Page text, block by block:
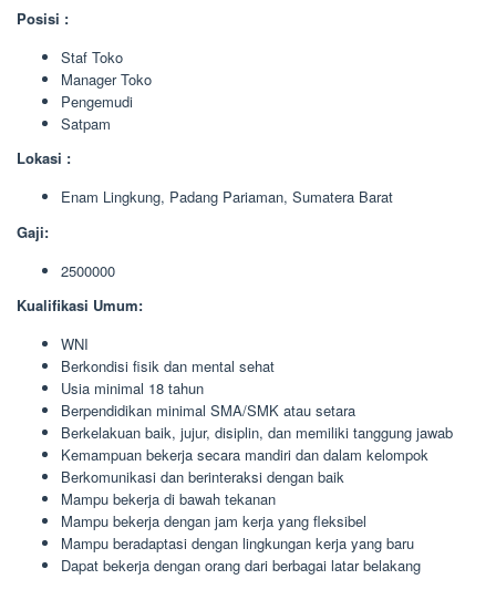
Posisi :
Staf Toko
Manager Toko
Pengemudi
Satpam
Lokasi :
Enam Lingkung, Padang Pariaman, Sumatera Barat
Gaji:
2500000
Kualifikasi Umum:
WNI
Berkondisi fisik dan mental sehat
Usia minimal 18 tahun
Berpendidikan minimal SMA/SMK atau setara
Berkelakuan baik, jujur, disiplin, dan memiliki tanggung jawab
Kemampuan bekerja secara mandiri dan dalam kelompok
Berkomunikasi dan berinteraksi dengan baik
Mampu bekerja di bawah tekanan
Mampu bekerja dengan jam kerja yang fleksibel
Mampu beradaptasi dengan lingkungan kerja yang baru
Dapat bekerja dengan orang dari berbagai latar belakang